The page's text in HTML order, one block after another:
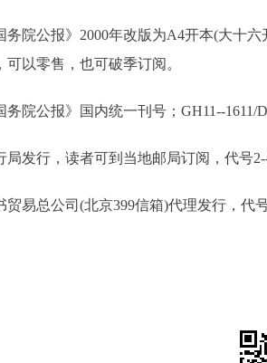
公报》2000年改版为A4开本(大十六
以零售，也可破季订阅。
公报》国内统一刊号；GH11--1611/D
行，读者可到当地邮局订阅，代号2--
总公司(北京399信箱)代理发行，代号